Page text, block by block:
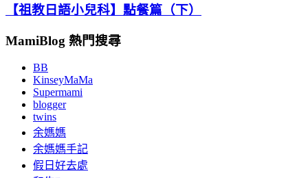
【祖教日語小兒科】點餐篇（下）
MamiBlog 熱門搜尋
BB
KinseyMaMa
Supermami
blogger
twins
余媽媽
余媽媽手記
假日好去處